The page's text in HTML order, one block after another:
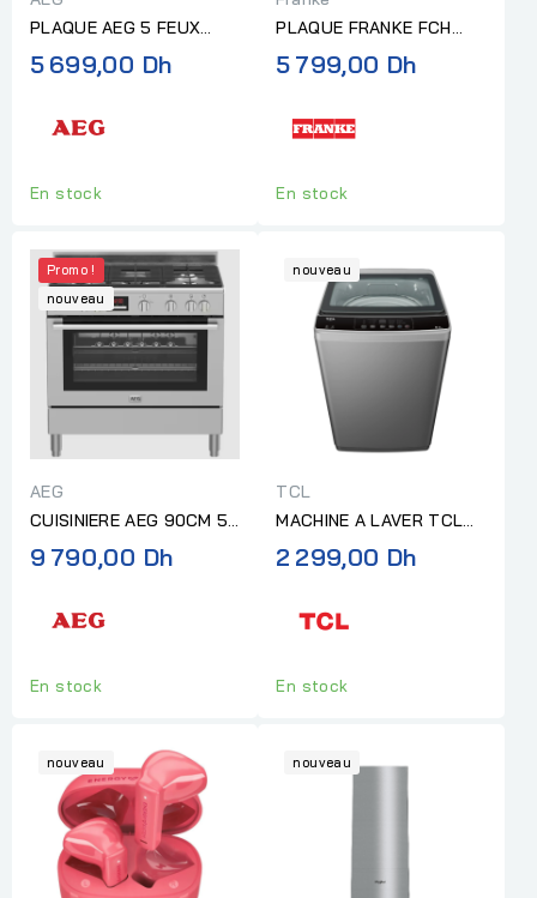
PLAQUE AEG 5 FEUX
90CM EN FONTE INOX
5 699,00 Dh
En stock
PLAQUE FRANKE FCH
755 4G TC C
5 799,00 Dh
En stock
Promo !
nouveau
AEG
CUISINIERE AEG 90CM 5F
GRILLES EN FONTE AVEC
AFFICHEUR INOX
9 790,00 Dh
En stock
nouveau
TCL
MACHINE A LAVER TCL
TOP 8 KG GRIS
2 299,00 Dh
En stock
nouveau nouveau